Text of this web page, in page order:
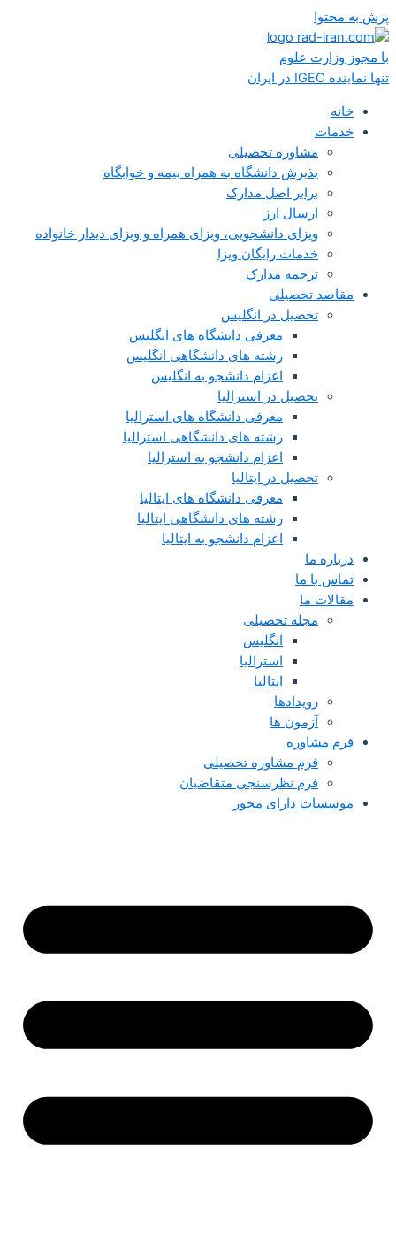
پرش به محتوا
با مجوز وزارت علوم
تنها نماینده IGEC در ایران
خانه
خدمات
مشاوره تحصیلی
پذیرش دانشگاه به همراه بیمه و خوابگاه
برابر اصل مدارک
ارسال ارز
ویزای دانشجویی، ویزای همراه و ویزای دیدار خانواده
خدمات رایگان ویزا
ترجمه مدارک
مقاصد تحصیلی
تحصیل در انگلیس
معرفی دانشگاه های انگلیس
رشته های دانشگاهی انگلیس
اعزام دانشجو به انگلیس
تحصیل در استرالیا
معرفی دانشگاه های استرالیا
رشته های دانشگاهی استرالیا
اعزام دانشجو به استرالیا
تحصیل در ایتالیا
معرفی دانشگاه های ایتالیا
رشته های دانشگاهی ایتالیا
اعزام دانشجو به ایتالیا
درباره ما
تماس با ما
مقالات ما
مجله تحصیلی
انگلیس
استرالیا
ایتالیا
رویدادها
آزمون ها
فرم مشاوره
فرم مشاوره تحصیلی
فرم نظرسنجی متقاضیان
موسسات دارای مجوز